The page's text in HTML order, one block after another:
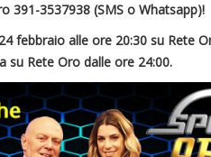
391-3537938 (SMS o Whatsapp)!
febbraio alle ore 20:30 su Rete
su Rete Oro dalle ore 24:00.